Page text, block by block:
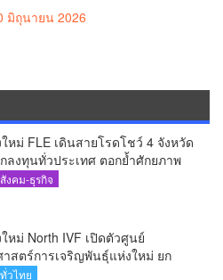
ป่าต้นน้ำ ผ่านกลไก PES ฟื้นฟูป่า
มิถุนายน 2026
ใหม่ FLE เดินสายโรดโชว์ 4 จังหวัด
ลงทุนทั่วประเทศ ตอกย้ำศักยภาพ
รกิจระบบน้ำครบวงจร(คลิป)
งคม-ธุรกิจ
ใหม่ North IVF เปิดตัวศูนย์
าสตร์การเจริญพันธุ์แห่งใหม่ ยก
เชียงใหม่สู่ ศูนย์กลางการรักษาผู้มี
วไทย